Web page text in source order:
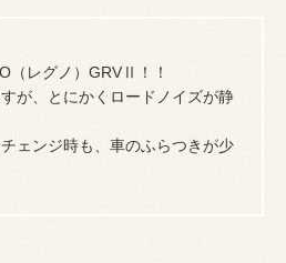
（レグノ）GRVⅡ！！
が、とにかくロードノイズが静
ェンジ時も、車のふらつきが少